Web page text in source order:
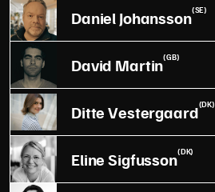
Daniel Johansson(SE)
David Martin(GB)
Ditte Vestergaard(DK)
Eline Sigfusson(DK)